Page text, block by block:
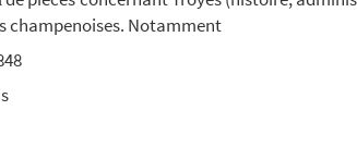
l'Aube, et...
champenoises. Notamment